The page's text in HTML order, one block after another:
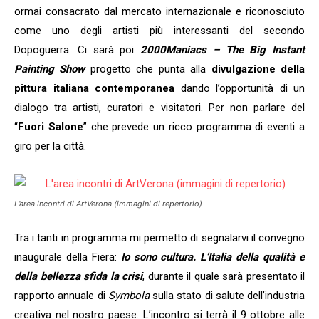
ormai consacrato dal mercato internazionale e riconosciuto
come uno degli artisti più interessanti del secondo
Dopoguerra. Ci sarà poi 2000Maniacs – The Big Instant
Painting Showprogetto che punta alla divulgazione della
pittura italiana contemporanea dando l’opportunità di un
dialogo tra artisti, curatori e visitatori. Per non parlare del
“Fuori Salone” che prevede un ricco programma di eventi a
giro per la città.
L’area incontri di ArtVerona (immagini di repertorio)
Tra i tanti in programma mi permetto di segnalarvi il convegno
inaugurale della Fiera: Io sono cultura. L’Italia della qualità e
della bellezza sfida la crisi, durante il quale sarà presentato il
rapporto annuale di Symbolasulla stato di salute dell’industria
creativa nel nostro paese. L’incontro si terrà il 9 ottobre alle